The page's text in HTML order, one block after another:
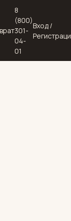
8
(800)
301-
04-
01
Вход /